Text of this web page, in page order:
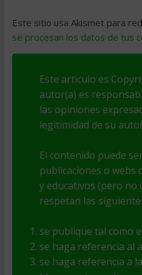
Este sitio usa Akismet para
se procesan los datos de tus
Este artículo es
autor(a) es
las opiniones
legitimidad de su
El contenido puede
publicaciones o
y educativos (pero no
respetan las
se publique tal como
se haga referencia al
se haga referencia a